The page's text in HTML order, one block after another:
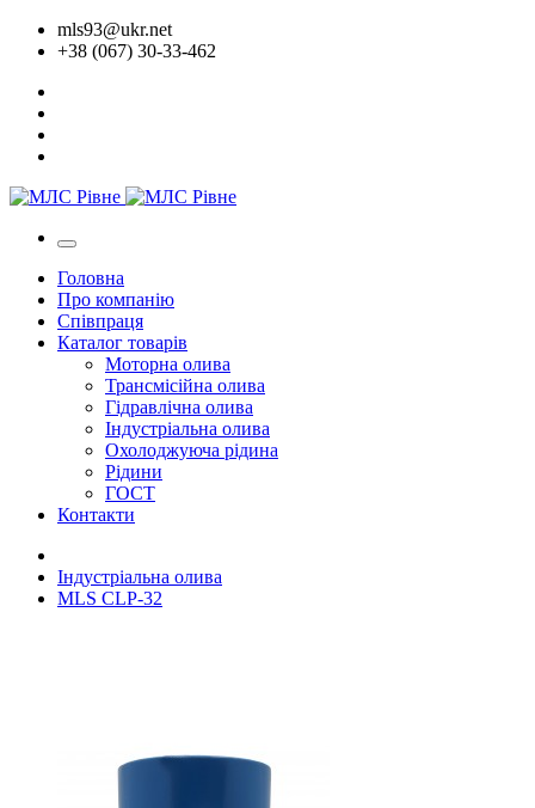
mls93@ukr.net
+38 (067) 30-33-462
Головна
Про компанію
Співпраця
Каталог товарів
Моторна олива
Трансмісійна олива
Гідравлічна олива
Індустріальна олива
Охолоджуюча рідина
Рідини
ГОСТ
Контакти
Індустріальна олива
MLS CLP-32